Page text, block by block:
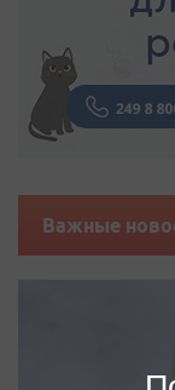
Важные